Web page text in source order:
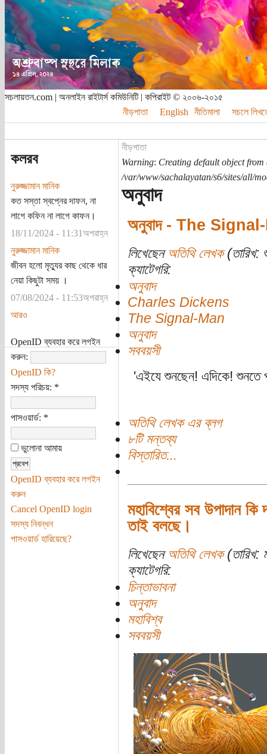
সচলায়তন.com | অনলাইন রাইটার্স কমিউনিটি | কপিরাইট © ২০০৬-২০১৫
নীড়পাতা
English নীতিমালা সচলে
কলরব
নুরুজ্জামান মানিক
কত সস্তা স্বপ্নের দাফন, না
লাগে কফিন না লাগে কাফন।
18/11/2024 - 11:31অপরাহ্ন
নুরুজ্জামান মানিক
জীবন হলো মৃত্যুর কাছ থেকে ধার
নেয়া কিছুটা সময় ।
07/08/2024 - 11:53অপরাহ্ন
আরও
OpenID ব্যবহার করে লগইন
করুন:
OpenID কি?
সদস্য পরিচয়: *
পাসওয়ার্ড: *
ভুলোনা আমায়
OpenID ব্যবহার করে লগইন
করুন
Cancel OpenID login
সদস্য নিবন্ধন
পাসওয়ার্ড হারিয়েছে?
নীড়পাতা
Warning: Creating default object from
/var/www/sachalayatan/s6/sites/all/
অনুবাদ
অনুবাদ - The
লিখেছেন অতিথি লেখক(তারিখ:
ক্যাটেগরি:
অনুবাদ
Charles Dickens
The Signal-Man
অনুবাদ
সববয়সী
'এইযে শুনছেন! এদিকে! শুনতে
অতিথি লেখক এর ব্লগ
৮টি মন্তব্য
বিস্তারিত...
মহাবিশ্বের সব উপাদান
তাই বলছে।
লিখেছেন অতিথি লেখক(তারিখ:
ক্যাটেগরি:
চিন্তাভাবনা
অনুবাদ
মহাবিশ্ব
সববয়সী